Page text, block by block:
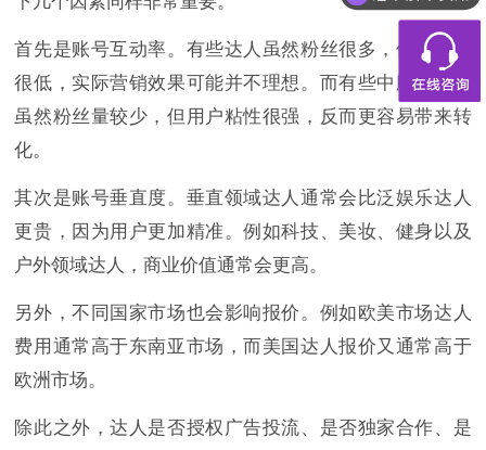
首先是账号互动率。有些达人虽然粉丝很多，但互动率
很低，实际营销效果可能并不理想。而有些中腰部达人
虽然粉丝量较少，但用户粘性很强，反而更容易带来转
化。
其次是账号垂直度。垂直领域达人通常会比泛娱乐达人
更贵，因为用户更加精准。例如科技、美妆、健身以及
户外领域达人，商业价值通常会更高。
另外，不同国家市场也会影响报价。例如欧美市场达人
费用通常高于东南亚市场，而美国达人报价又通常高于
欧洲市场。
除此之外，达人是否授权广告投流、是否独家合作、是
都有什么服务